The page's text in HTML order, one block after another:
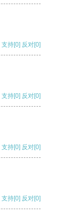
支持[0] 反对[0]
支持[0] 反对[0]
支持[0] 反对[0]
支持[0] 反对[0]